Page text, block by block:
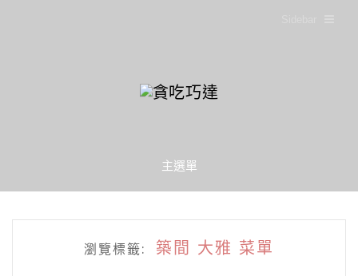
主選單
瀏覽標籤: 築間 大雅 菜單